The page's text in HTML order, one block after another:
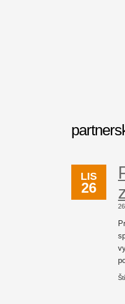
LIS
26